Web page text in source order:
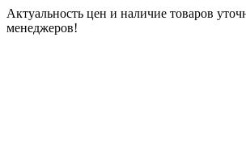
Актуальность цен и наличие товаров
менеджеров!